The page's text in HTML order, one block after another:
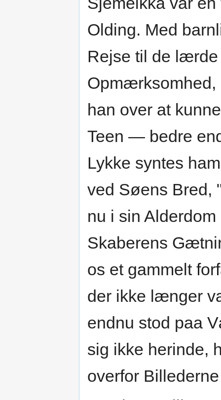
Olding. Med
Rejse til de
Opmærksomhed,
han over at
Teen — bedre
Lykke syntes
ved Søens Bred,
nu i sin
Skaberens
os et gammelt
der ikke længer
endnu stod paa
sig ikke herinde,
overfor